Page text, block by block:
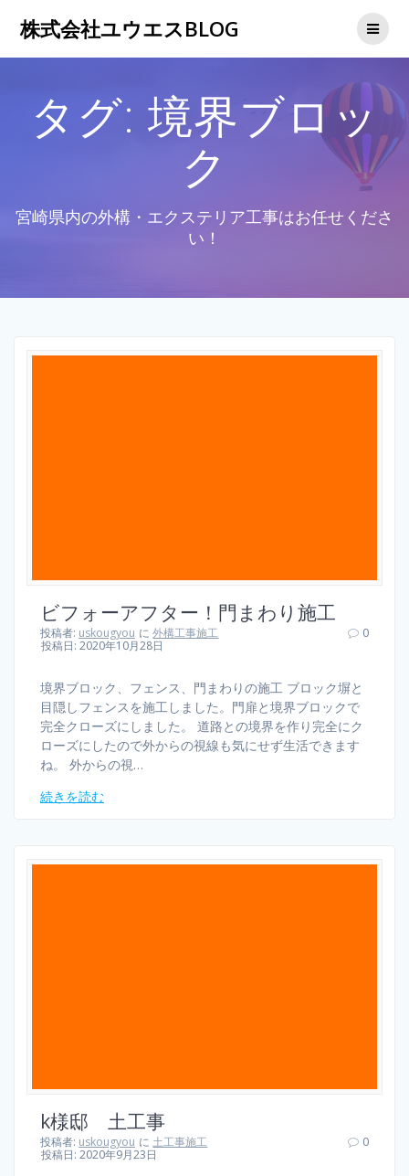
ン
へ
ス
キ
ッ
プ
株式会社ユウエスBLOG
タグ:境界ブロッ
ク
宮崎県内の外構・エクステリア工事はお任せくださ
い！
ビフォーアフター！門まわり施工
投稿者: uskougyou に外構工事施工
投稿日: 2020年10月28日
0
境界ブロック、フェンス、門まわりの施工 ブロック塀と
目隠しフェンスを施工しました。門扉と境界ブロックで
完全クローズにしました。 道路との境界を作り完全にク
ローズにしたので外からの視線も気にせず生活できます
ね。 外からの視…
続きを読む
k様邸 土工事
投稿者: uskougyou に 土工事施工
投稿日: 2020年9月23日
0